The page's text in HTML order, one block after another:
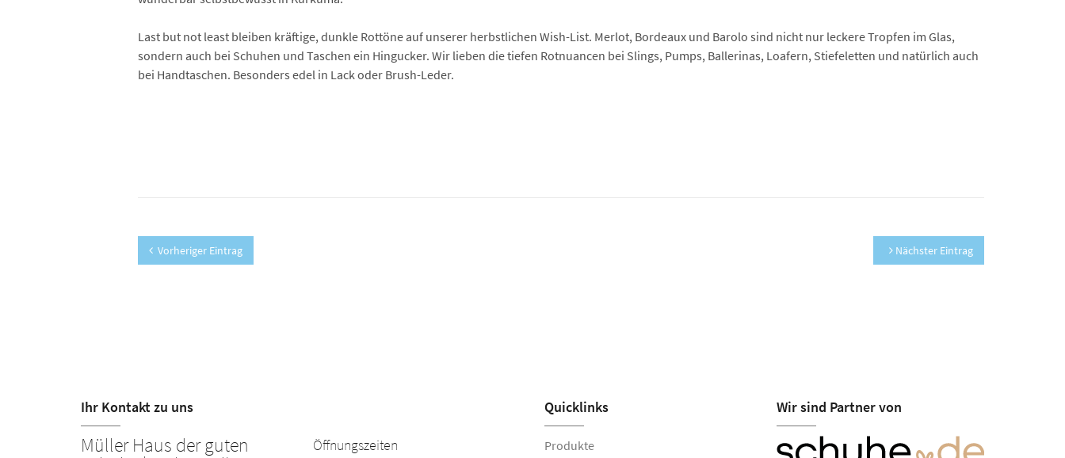
Last but not least bleiben kräftige, dunkle Rottöne auf unserer herbstlichen Wish-List. Merlot, Bordeaux und Barolo sind nicht nur leckere Tropfen im Glas,
sondern auch bei Schuhen und Taschen ein Hingucker. Wir lieben die tiefen Rotnuancen bei Slings, Pumps, Ballerinas, Loafern, Stiefeletten und natürlich auch
bei Handtaschen. Besonders edel in Lack oder Brush-Leder.
Vorheriger Eintrag Nächster Eintrag
Ihr Kontakt zu uns
Müller Haus der guten Öffnungszeiten
Quicklinks
Produkte
Wir sind Partner von